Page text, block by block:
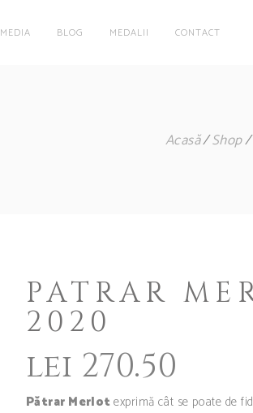
MEDIA BLOG MEDALII CONTACT
Acasă Shop
PATRAR
2020
lei 270.50
Pătrar Merlotexprimă cât se poate de